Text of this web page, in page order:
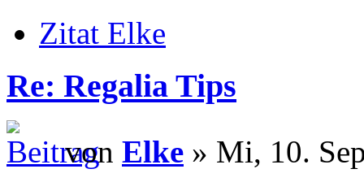
Zitat Elke
Re: Regalia Tips
von Elke » Mi, 10.